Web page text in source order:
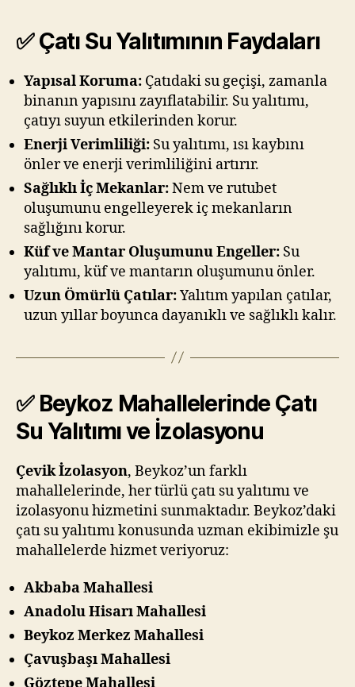
✅ Çatı Su Yalıtımının Faydaları
Yapısal Koruma: Çatıdaki su geçişi, zamanla
binanın yapısını zayıflatabilir. Su yalıtımı,
çatıyı suyun etkilerinden korur.
Enerji Verimliliği: Su yalıtımı, ısı kaybını
önler ve enerji verimliliğini artırır.
Sağlıklı İç Mekanlar:Nem ve rutubet
oluşumunu engelleyerek iç mekanların
sağlığını korur.
Küf ve Mantar Oluşumunu Engeller: Su
yalıtımı, küf ve mantarın oluşumunu önler.
Uzun Ömürlü Çatılar:Yalıtım yapılan çatılar,
uzun yıllar boyunca dayanıklı ve sağlıklı kalır.
✅ Beykoz Mahallelerinde Çatı
Su Yalıtımı ve İzolasyonu
Çevik İzolasyon, Beykoz’un farklı
mahallelerinde, her türlü çatı su yalıtımı ve
izolasyonu hizmetini sunmaktadır. Beykoz’daki
çatı su yalıtımı konusunda uzman ekibimizle şu
mahallelerde hizmet veriyoruz:
Akbaba Mahallesi
Anadolu Hisarı Mahallesi
Beykoz Merkez Mahallesi
Çavuşbaşı Mahallesi